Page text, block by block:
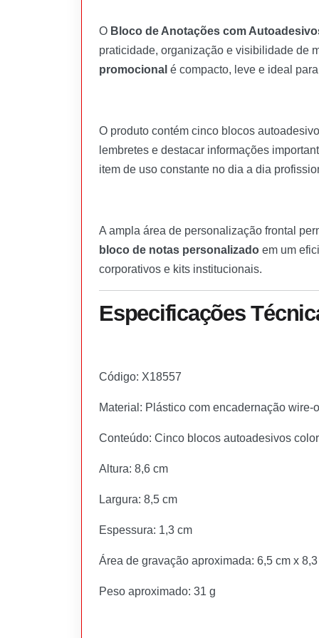
O Bloco de Anotações com
praticidade, organização e visibilidade de
promocional é compacto, leve e ideal
O produto contém cinco blocos
lembretes e destacar informações
item de uso constante no dia a dia
A ampla área de personalização frontal
bloco de notas personalizado em um
corporativos e kits institucionais.
Especificações
Código: X18557
Material: Plástico com encadernação wire-o
Conteúdo: Cinco blocos autoadesivos
Altura: 8,6 cm
Largura: 8,5 cm
Espessura: 1,3 cm
Área de gravação aproximada: 6,5 cm x
Peso aproximado: 31 g